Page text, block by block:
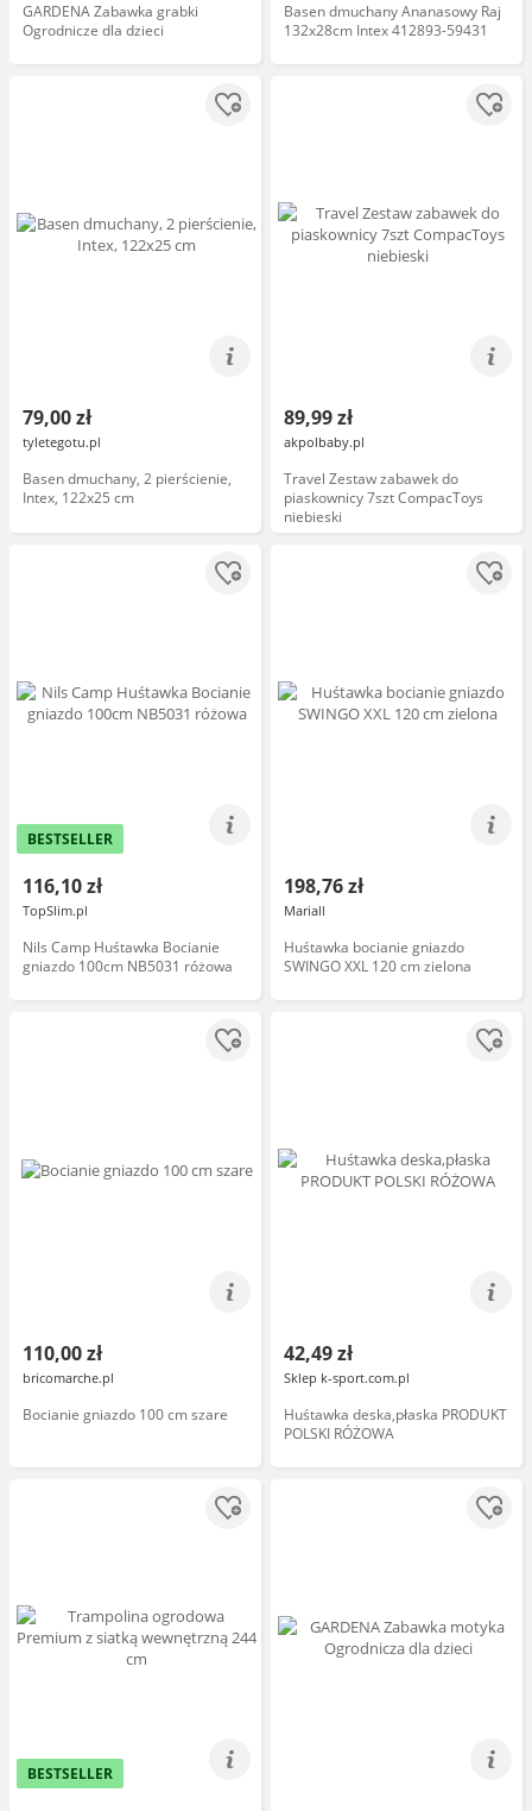
GARDENA Zabawka grabki
Ogrodnicze dla dzieci
Basen dmuchany Ananasowy Raj
132x28cm Intex 412893-59431
79,00 zł
tyletegotu.pl
Basen dmuchany, 2 pierścienie,
Intex, 122x25 cm
89,99 zł
akpolbaby.pl
Travel Zestaw zabawek do
piaskownicy 7szt CompacToys
niebieski
BESTSELLER
116,10 zł
TopSlim.pl
Nils Camp Huśtawka Bocianie
gniazdo 100cm NB5031 różowa
198,76 zł
Mariall
Huśtawka bocianie gniazdo
SWINGO XXL 120 cm zielona
110,00 zł
bricomarche.pl
Bocianie gniazdo 100 cm szare
42,49 zł
Sklep k-sport.com.pl
Huśtawka deska,płaska PRODUKT
POLSKI RÓŻOWA
BESTSELLER